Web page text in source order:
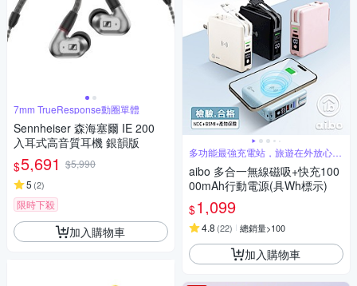
7mm TrueResponse動圈單體
Sennheiser 森海塞爾 IE 200
入耳式高音質耳機 銀韻版
$5,691 $5,990
5 (2)
限時下殺
加入購物車
多功能最強充電站，旅遊在外放心娛
樂
aibo 多合一無線磁吸+快充100
00mAh行動電源(具Wh標示)
$1,099
4.8 (22) 總銷量>100
加入購物車